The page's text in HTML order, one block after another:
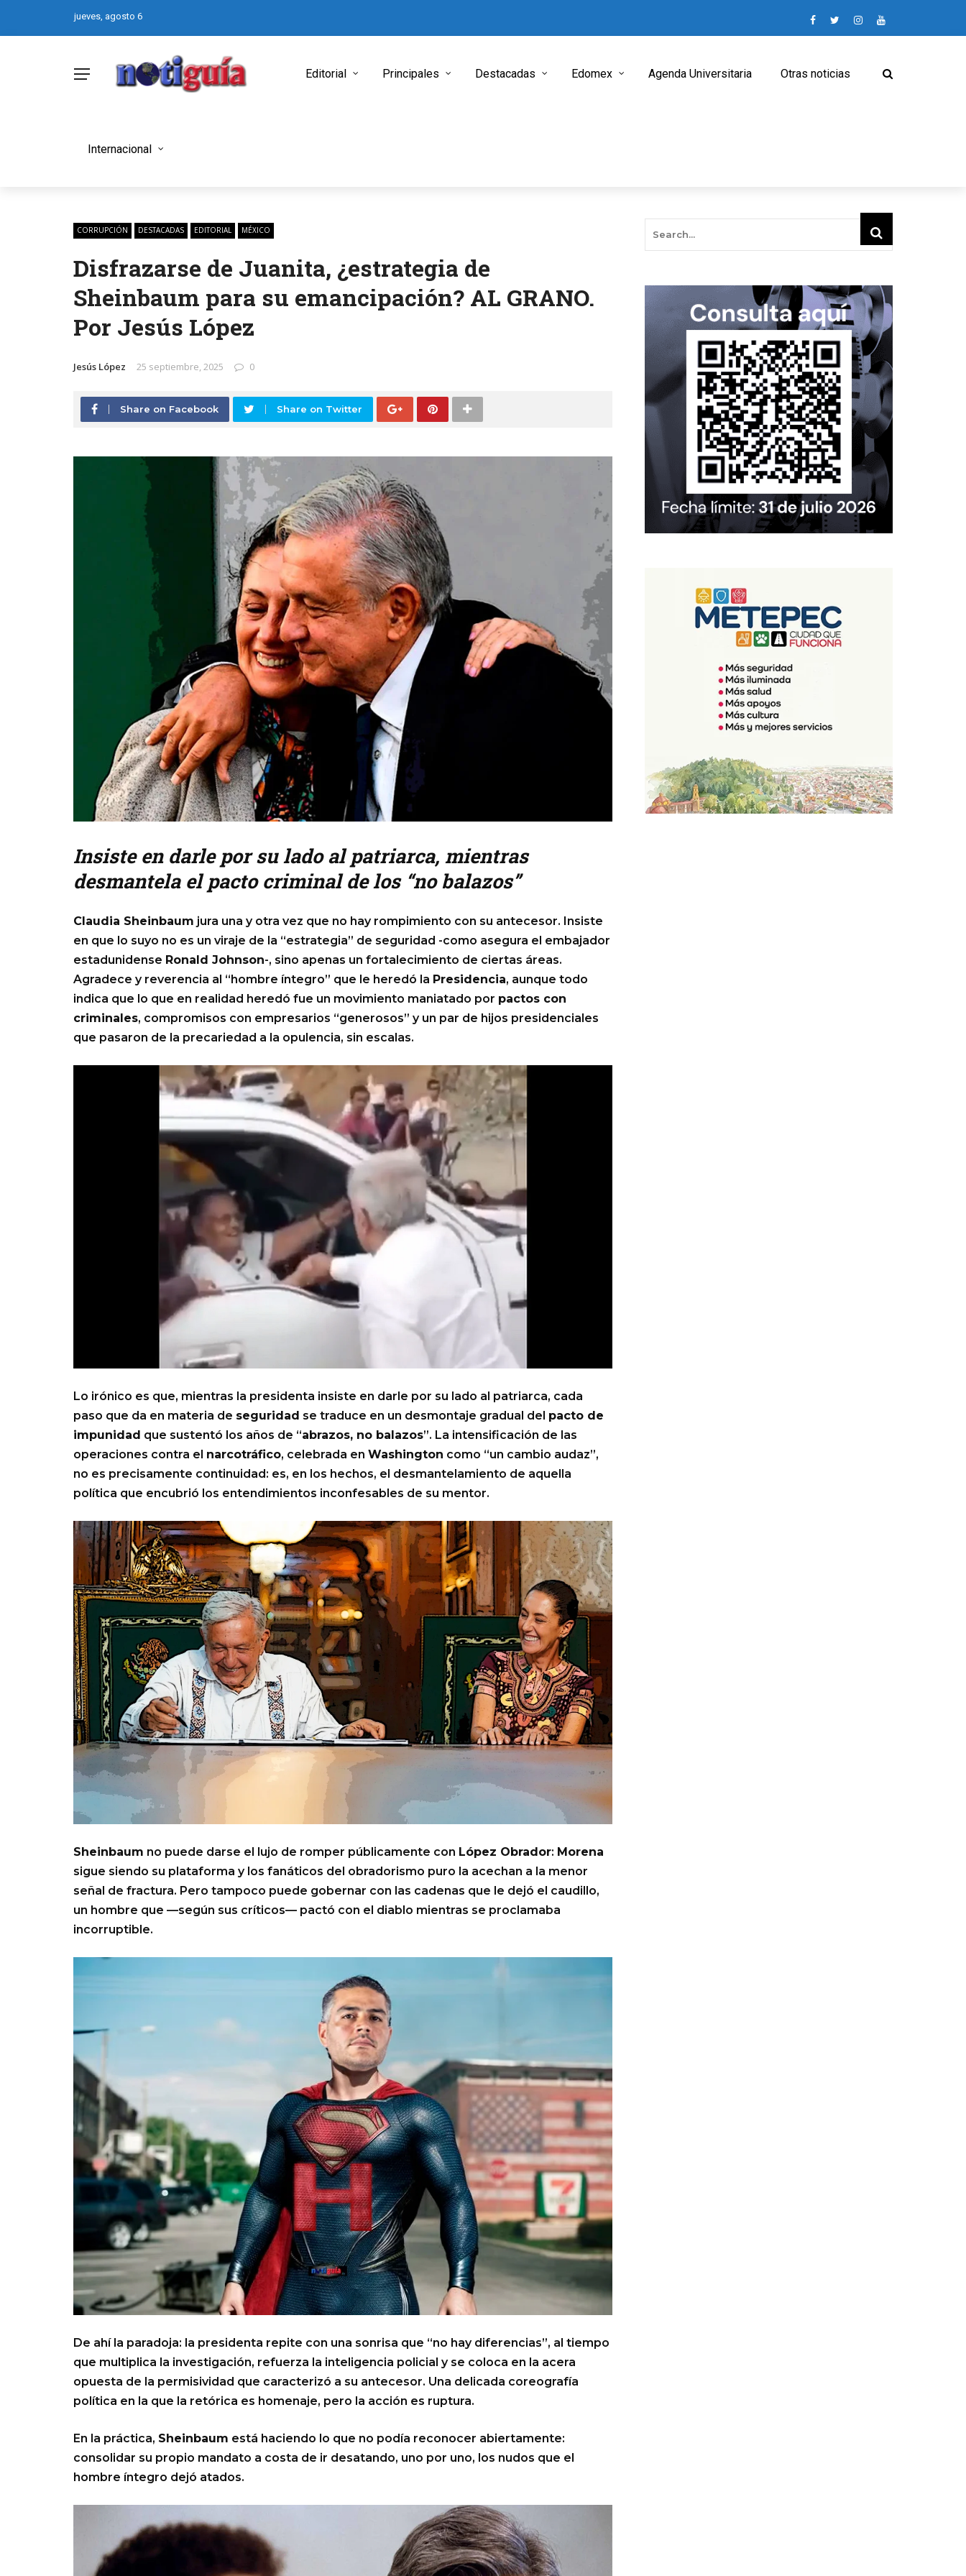
jueves, agosto 6
Editorial Principales Destacadas Edomex Agenda Universitaria Otras noticias
Internacional
CORRUPCIÓN DESTACADAS EDITORIAL MÉXICO
Disfrazarse de Juanita, ¿estrategia de
Sheinbaum para su emancipación? AL GRANO.
Por Jesús López
Jesús López 25 septiembre, 2025 0
Share on Facebook Share on Twitter
Insiste en darle por su lado al patriarca, mientras
desmantela el pacto criminal de los “no balazos”
Claudia Sheinbaum jura una y otra vez que no hay rompimiento con su antecesor. Insiste
en que lo suyo no es un viraje de la “estrategia” de seguridad -como asegura el embajador
estadunidense Ronald Johnson-, sino apenas un fortalecimiento de ciertas áreas.
Agradece y reverencia al “hombre íntegro” que le heredó la Presidencia, aunque todo
indica que lo que en realidad heredó fue un movimiento maniatado por pactos con
criminales, compromisos con empresarios “generosos” y un par de hijos presidenciales
que pasaron de la precariedad a la opulencia, sin escalas.
Lo irónico es que, mientras la presidenta insiste en darle por su lado al patriarca, cada
paso que da en materia de seguridad se traduce en un desmontaje gradual del pacto de
impunidad que sustentó los años de “abrazos, no balazos”. La intensificación de las
operaciones contra el narcotráfico, celebrada en Washington como “un cambio audaz”,
no es precisamente continuidad: es, en los hechos, el desmantelamiento de aquella
política que encubrió los entendimientos inconfesables de su mentor.
Sheinbaum no puede darse el lujo de romper públicamente con López Obrador: Morena
sigue siendo su plataforma y los fanáticos del obradorismo puro la acechan a la menor
señal de fractura. Pero tampoco puede gobernar con las cadenas que le dejó el caudillo,
un hombre que —según sus críticos— pactó con el diablo mientras se proclamaba
incorruptible.
De ahí la paradoja: la presidenta repite con una sonrisa que “no hay diferencias”, al tiempo
que multiplica la investigación, refuerza la inteligencia policial y se coloca en la acera
opuesta de la permisividad que caracterizó a su antecesor. Una delicada coreografía
política en la que la retórica es homenaje, pero la acción es ruptura.
En la práctica, Sheinbaum está haciendo lo que no podía reconocer abiertamente:
consolidar su propio mandato a costa de ir desatando, uno por uno, los nudos que el
hombre íntegro dejó atados.